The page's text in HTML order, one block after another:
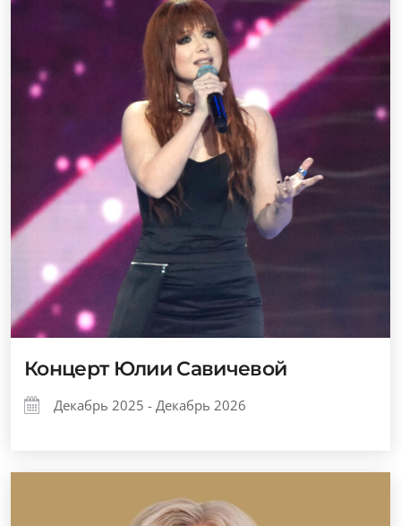
Концерт Юлии Савичевой
Декабрь 2025 - Декабрь 2026